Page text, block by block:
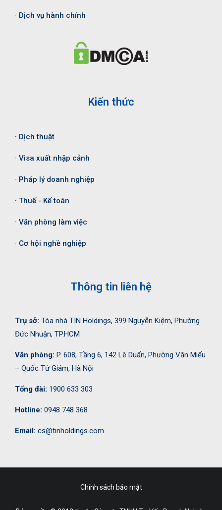
· Dịch vụ hành chính
Kiến thức
· Dịch thuật
· Visa xuất nhập cảnh
· Pháp lý doanh nghiệp
· Thuế - Kế toán
· Văn phòng làm việc
· Cơ hội nghề nghiệp
Thông tin liên hệ
Trụ sở: Tòa nhà TIN Holdings, 399 Nguyễn Kiệm, Phường
Đức Nhuận, TP.HCM
Văn phòng: P. 608, Tầng 6, 142 Lê Duẩn, Phường Văn Miếu
– Quốc Tử Giám, Hà Nội
Tổng đài: 1900 633 303
Hotline: 0948 748 368
Email: cs@tinholdings.com
Chính sách bảo mật